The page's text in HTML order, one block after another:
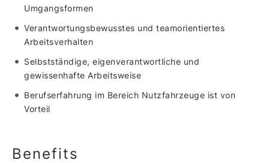
Umgangsformen
Verantwortungsbewusstes und teamorientiertes
Arbeitsverhalten
Selbstständige, eigenverantwortliche und
gewissenhafte Arbeitsweise
Berufserfahrung im Bereich Nutzfahrzeuge ist von
Vorteil
Benefits